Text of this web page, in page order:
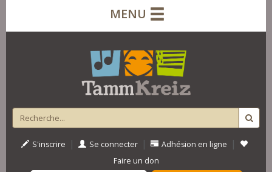
MENU
S'inscrire | Se connecter | Adhésion en ligne |
Faire un don